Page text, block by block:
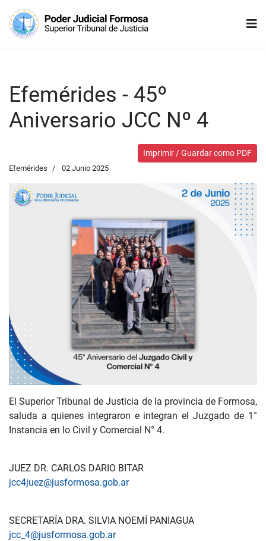
Efemérides - 45º
Aniversario JCC Nº 4
Imprimir / Guardar como PDF
Efemérides 02 Junio 2025
El Superior Tribunal de Justicia de la provincia de Formosa,
saluda a quienes integraron e integran el Juzgado de 1°
Instancia en lo Civil y Comercial N° 4.
JUEZ DR. CARLOS DARIO BITAR
jcc4juez@jusformosa.gob.ar
SECRETARÍA DRA. SILVIA NOEMÍ PANIAGUA
jcc_4@jusformosa.gob.ar